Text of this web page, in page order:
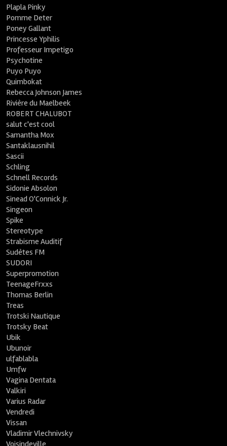
Plapla Pinky
Pomme Deter
Poney Gallant
Princesse Yphilis
Professeur Impetigo
Psychotine
Puyo Puyo
Quimbokat
Rebecca Johnson James
Rivière du Maelbeek
ROBERT CHALUBOT
salut c'est cool
Samantha Mox
Santaklausnihil
Sascii
Schling
Schnell Records
Sidonie Absolon
Sinead O'Connick Jr.
Singeon
Spike
Stereotype
Strabisme Auditif
Sudètes FM
SUDORI
Superpromotion
TeenageFrxxs
Thomas Berlin
Treas
Trotski Nautique
Trotsky Beat
Ubik
Ubunoir
ulfablabla
Umfw
Vagina Dentata
Valkiri
Varius Radar
Vendredi
Vissan
Vladimir Vlechnivsky
Voisindeville